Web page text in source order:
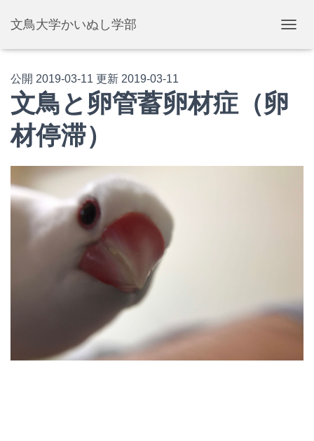
文鳥大学かいぬし学部
ビ
替
公開 2019-03-11 更新 2019-03-11
文鳥と卵管蓄卵材症（卵
材停滞）